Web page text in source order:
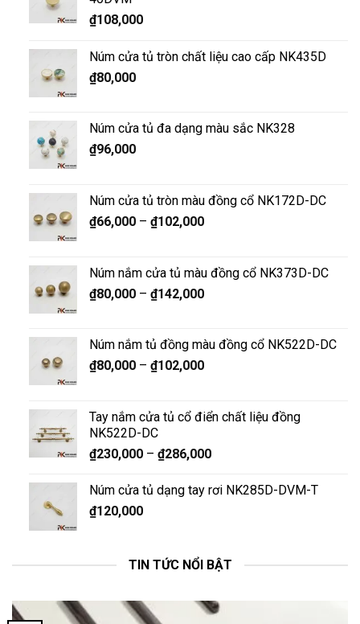
₫108,000
Núm cửa tủ tròn chất liệu cao cấp NK435D
₫80,000
Núm cửa tủ đa dạng màu sắc NK328
₫96,000
Núm cửa tủ tròn màu đồng cổ NK172D-DC
₫66,000– ₫102,000
Núm nắm cửa tủ màu đồng cổ NK373D-DC
₫80,000– ₫142,000
Núm nắm tủ đồng màu đồng cổ NK522D-DC
₫80,000– ₫102,000
Tay nắm cửa tủ cổ điển chất liệu đồng
NK522D-DC
₫230,000– ₫286,000
Núm cửa tủ dạng tay rơi NK285D-DVM-T
₫120,000
TIN TỨC NỔI BẬT